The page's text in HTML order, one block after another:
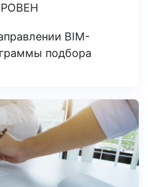
РОВЕН
BIM-
подбора